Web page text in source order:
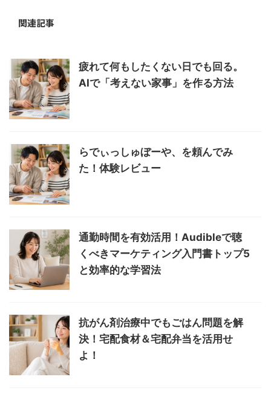
関連記事
疲れて何もしたくない日でも回る。
AIで「考えない家事」を作る方法
らでぃっしゅぼーや、を頼んでみ
た！体験レビュー
通勤時間を有効活用！Audibleで聴
くべきマーケティング入門書トップ5
と効率的な学習法
抗がん剤治療中でもごはん問題を解
決！宅配食材＆宅配弁当を活用せ
よ！